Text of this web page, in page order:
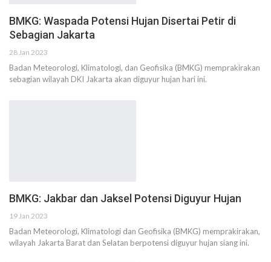
BMKG: Waspada Potensi Hujan Disertai Petir di
Sebagian Jakarta
28 Jan 2023
Badan Meteorologi, Klimatologi, dan Geofisika (BMKG) memprakirakan
sebagian wilayah DKI Jakarta akan diguyur hujan hari ini.
BMKG: Jakbar dan Jaksel Potensi Diguyur Hujan
19 Jan 2023
Badan Meteorologi, Klimatologi dan Geofisika (BMKG) memprakirakan,
wilayah Jakarta Barat dan Selatan berpotensi diguyur hujan siang ini.